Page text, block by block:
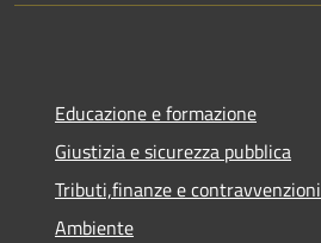
Educazione e formazione
Giustizia e sicurezza pubblica
Tributi,finanze e contravvenzioni
Ambiente